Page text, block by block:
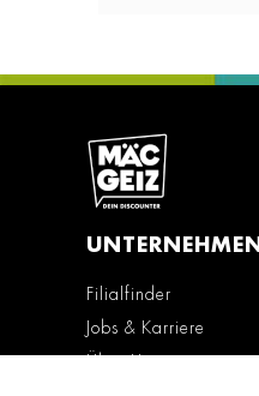
UNTERNEHMEN
Filialfinder
Jobs & Karriere
Über Uns